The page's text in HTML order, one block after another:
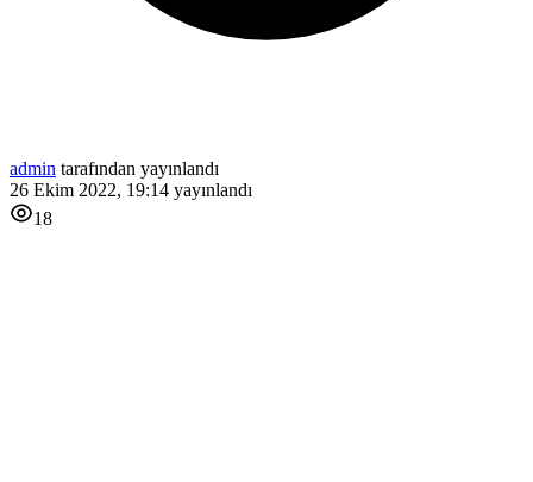
admin tarafından yayınlandı
26 Ekim 2022, 19:14 yayınlandı
18